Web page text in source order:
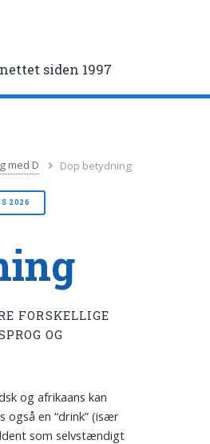
siden 1997
med D Dop betydning
2026
FORSKELLIGE
OG
og afrikaans kan
også en “drink” (især
som selvstændigt